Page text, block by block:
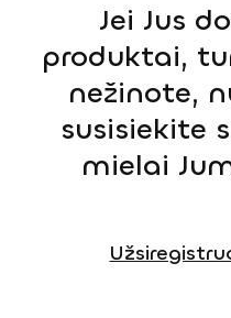
Jei Jus
produktai,
nežinote,
susisiekite
mielai